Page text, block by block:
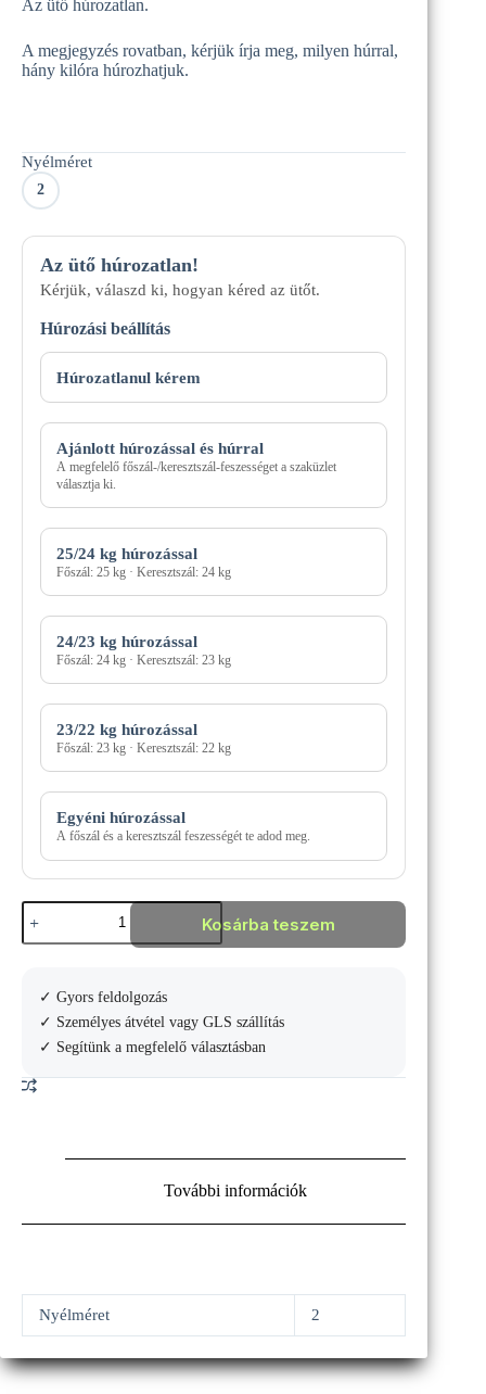
Az ütő húrozatlan.
A megjegyzés rovatban, kérjük írja meg, milyen húrral,
hány kilóra húrozhatjuk.
Nyélméret
2
Az ütő húrozatlan!
Kérjük, válaszd ki, hogyan kéred az ütőt.
Húrozási beállítás
Húrozási
módHúrozatlanul kérem
Ajánlott húrozással és húrral
A megfelelő főszál-/keresztszál-feszességet a szaküzlet
választja ki.
25/24 kg húrozással
Főszál: 25 kg · Keresztszál: 24 kg
24/23 kg húrozással
Főszál: 24 kg · Keresztszál: 23 kg
23/22 kg húrozással
Főszál: 23 kg · Keresztszál: 22 kg
Egyéni húrozással
A főszál és a keresztszál feszességét te adod meg.
Babolat
Pure
Drive
mennyiség
Kosárba teszem
✓ Gyors feldolgozás
✓ Személyes átvétel vagy GLS szállítás
✓ Segítünk a megfelelő választásban
További információk
Nyélméret 2